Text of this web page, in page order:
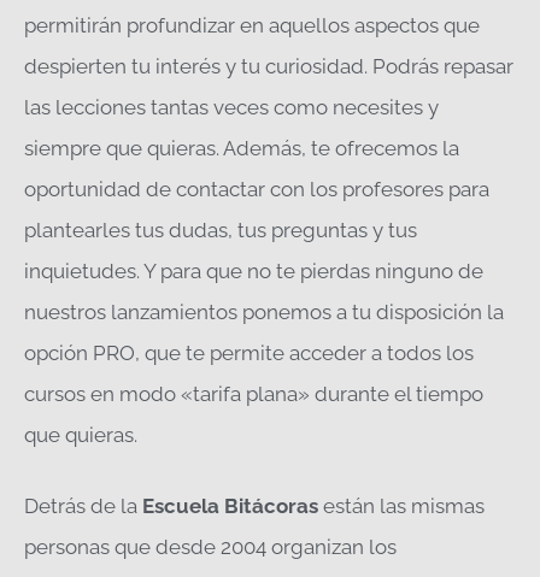
permitirán profundizar en aquellos aspectos que
despierten tu interés y tu curiosidad. Podrás repasar
las lecciones tantas veces como necesites y
siempre que quieras. Además, te ofrecemos la
oportunidad de contactar con los profesores para
plantearles tus dudas, tus preguntas y tus
inquietudes. Y para que no te pierdas ninguno de
nuestros lanzamientos ponemos a tu disposición la
opción PRO, que te permite acceder a todos los
cursos en modo «tarifa plana» durante el tiempo
que quieras.
Detrás de la Escuela Bitácoras están las mismas
personas que desde 2004 organizan los